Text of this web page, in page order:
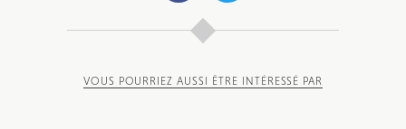
VOUS POURRIEZ AUSSI ÊTRE INTÉRESSÉ PAR